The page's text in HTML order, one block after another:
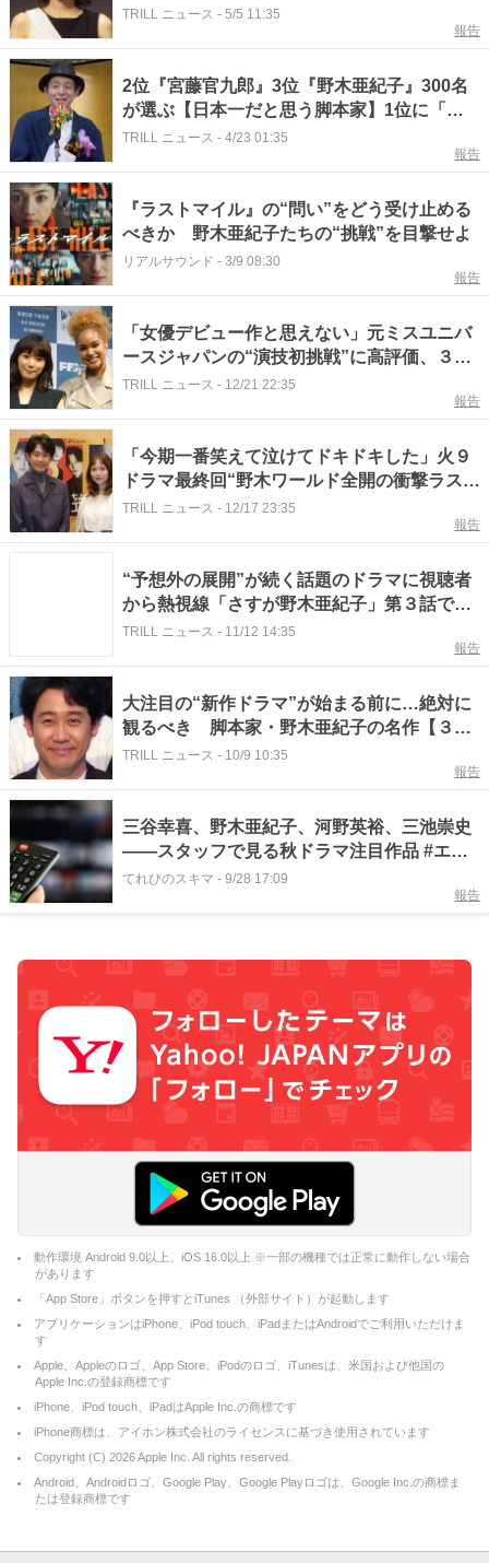
残る名作」野木亜紀子が魅せた“至極の完成
TRILL ニュース - 5/5 11:35
報告
2位『宮藤官九郎』3位『野木亜紀子』300名
が選ぶ【日本一だと思う脚本家】1位に「天
才」「ずば抜けている」
TRILL ニュース - 4/23 01:35
報告
『ラストマイル』の“問い”をどう受け止める
べきか 野木亜紀子たちの“挑戦”を目撃せよ
リアルサウンド - 3/9 08:30
報告
「女優デビュー作と思えない」元ミスユニバ
ースジャパンの“演技初挑戦”に高評価、３年
前の“野木亜紀子”最高傑作にも出演
TRILL ニュース - 12/21 22:35
報告
「今期一番笑えて泣けてドキドキした」火９
ドラマ最終回“野木ワールド全開の衝撃ラス
ト”に称賛の嵐（※ネタバレあり）
TRILL ニュース - 12/17 23:35
報告
“予想外の展開”が続く話題のドラマに視聴者
から熱視線「さすが野木亜紀子」第３話で明
かされた“登場人物たちの間違い”とは
TRILL ニュース - 11/12 14:35
報告
大注目の“新作ドラマ”が始まる前に…絶対に
観るべき 脚本家・野木亜紀子の名作【３
選】
TRILL ニュース - 10/9 10:35
報告
三谷幸喜、野木亜紀子、河野英裕、三池崇史
――スタッフで見る秋ドラマ注目作品 #エキ
スパートトピ
てれびのスキマ - 9/28 17:09
報告
動作環境 Android 9.0以上、iOS 16.0以上 ※一部の機種では正常に動作しない場合
があります
「App Store」ボタンを押すとiTunes （外部サイト）が起動します
アプリケーションはiPhone、iPod touch、iPadまたはAndroidでご利用いただけま
す
Apple、Appleのロゴ、App Store、iPodのロゴ、iTunesは、米国および他国の
Apple Inc.の登録商標です
iPhone、iPod touch、iPadはApple Inc.の商標です
iPhone商標は、アイホン株式会社のライセンスに基づき使用されています
Copyright (C) 2026Apple Inc. All rights reserved.
Android、Androidロゴ、Google Play、Google Playロゴは、Google Inc.の商標ま
たは登録商標です